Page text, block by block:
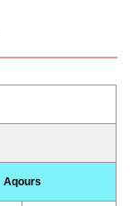
Aqours